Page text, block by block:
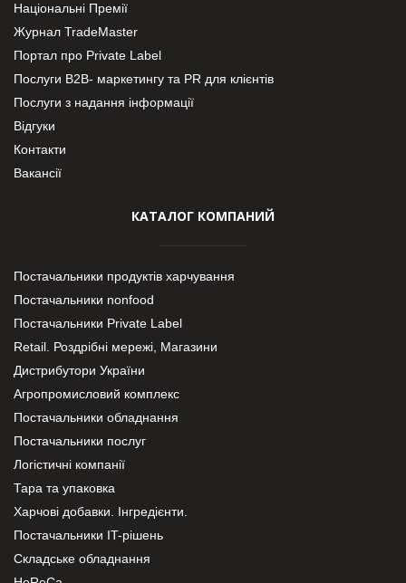
Національні Премії
Журнал TradeMaster
Портал про Private Label
Послуги В2В- маркетингу та PR для клієнтів
Послуги з надання інформації
Відгуки
Контакти
Вакансії
КАТАЛОГ КОМПАНИЙ
Постачальники продуктів харчування
Постачальники nonfood
Постачальники Private Label
Retail. Роздрібні мережі, Магазини
Дистрибутори України
Агропромисловий комплекс
Постачальники обладнання
Постачальники послуг
Логістичні компанії
Тара та упаковка
Харчові добавки. Інгредієнти.
Постачальники IT-рішень
Складське обладнання